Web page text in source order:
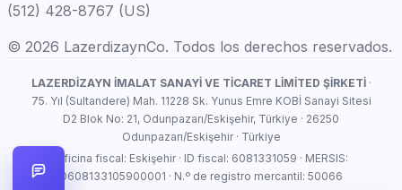
(512) 428-8767 (US)
© 2026 LazerdizaynCo. Todos los derechos reservados.
LAZERDİZAYN İMALAT SANAYİ VE TİCARET LİMİTED ŞİRKETİ·
75. Yıl (Sultandere) Mah. 11228 Sk. Yunus Emre KOBİ Sanayi Sitesi
D2 Blok No: 21, Odunpazarı/Eskişehir, Türkiye · 26250
Odunpazarı/Eskişehir · Türkiye
Oficina fiscal: Eskişehir · ID fiscal: 6081331059 · MERSIS:
0608133105900001 · N.º de registro mercantil: 50066